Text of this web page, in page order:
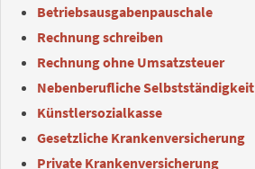
Betriebsausgabenpauschale
Rechnung schreiben
Rechnung ohne Umsatzsteuer
Nebenberufliche Selbstständigkeit
Künstlersozialkasse
Gesetzliche Krankenversicherung
Private Krankenversicherung